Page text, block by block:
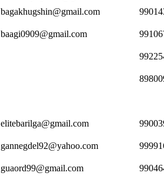
bagakhugshin@gmail.com
baagi0909@gmail.com
elitebarilga@gmail.com
gannegdel92@yahoo.com
guaord99@gmail.com